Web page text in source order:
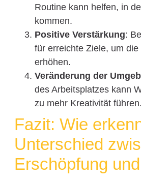
Routine kann helfen, in
kommen.
Positive Verstärkung:
für erreichte Ziele, um
erhöhen.
Veränderung der
des Arbeitsplatzes kann
zu mehr Kreativität führen.
Fazit: Wie
Unterschied
Erschöpfung